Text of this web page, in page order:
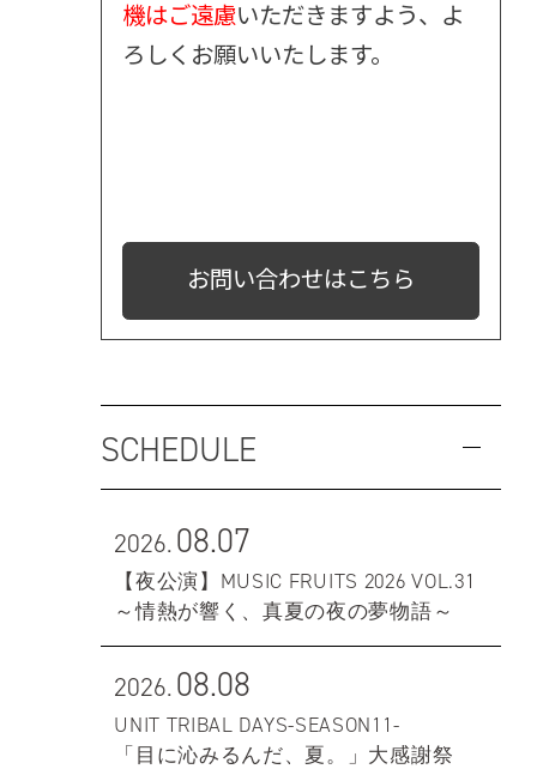
機はご遠慮いただきますよう、よ
ろしくお願いいたします。
お問い合わせはこちら
SCHEDULE
2026.08.07
【夜公演】MUSIC FRUITS 2026 VOL.31
～情熱が響く、真夏の夜の夢物語～
2026.08.08
UNIT TRIBAL DAYS-SEASON11-
「目に沁みるんだ、夏。」大感謝祭